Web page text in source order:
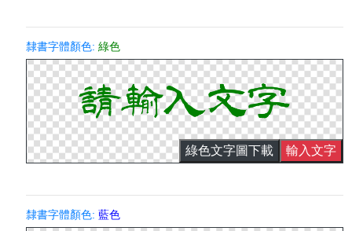
隸書字體顏色:綠色
綠色文字圖下載 輸入文字
隸書字體顏色:藍色